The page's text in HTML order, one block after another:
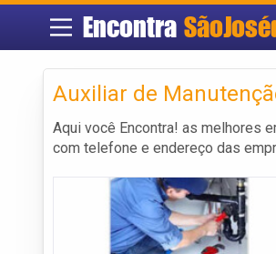
Encontra
Auxiliar de
Aqui você Encontra! as melhores
com telefone e endereço das